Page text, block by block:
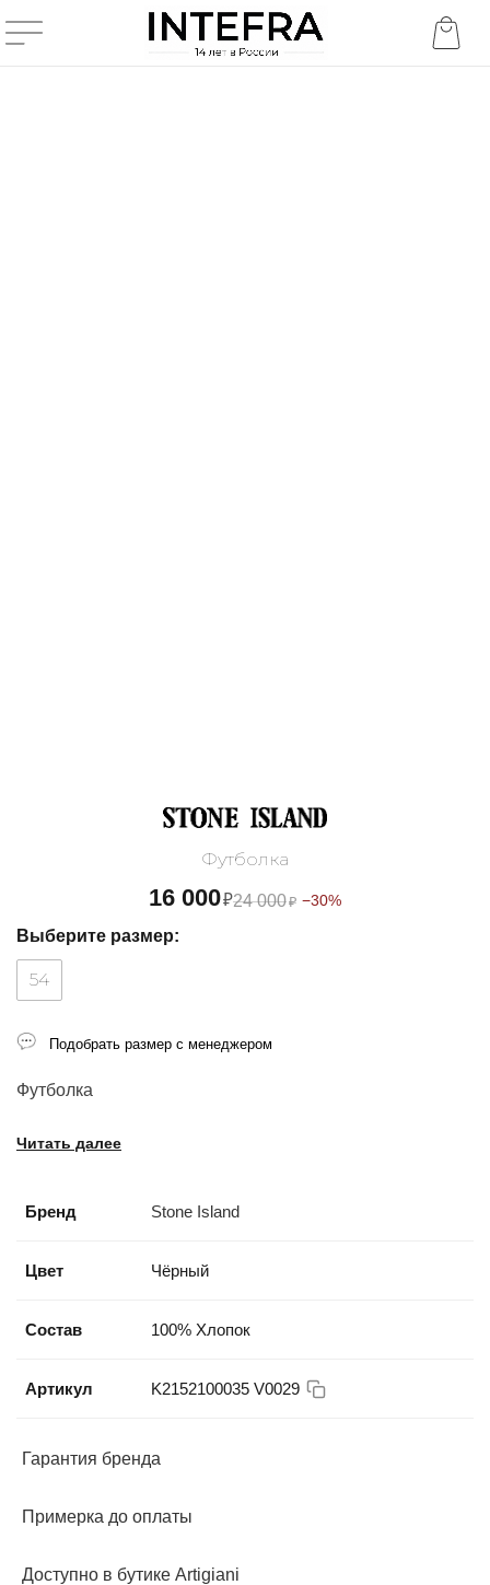
Футболка
16 000₽24 000₽ −30%
Футболка
Читать далее
Бренд Stone Island
Цвет Чёрный
Состав 100% Хлопок
Артикул K2152100035 V0029
Гарантия бренда
Примерка до оплаты
Доступно в бутике Artigiani
Выберите размер:
54
Подобрать размер с менеджером